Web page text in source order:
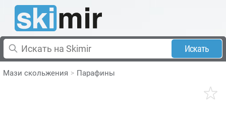
Искать
Мази скольжения Парафины